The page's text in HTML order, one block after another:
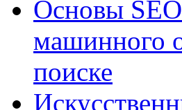
Основы
машинного
поиске